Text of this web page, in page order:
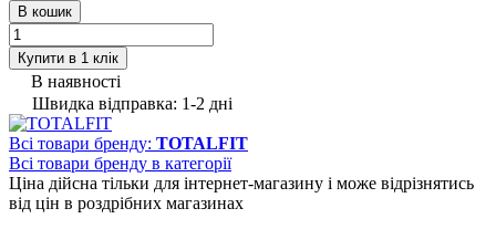
В кошик
Купити в 1 клік
В наявності
Швидка відправка: 1-2 дні
Всі товари бренду: TOTALFIT
Всі товари бренду в категорії
Ціна дійсна тільки для інтернет-магазину і може відрізнятись
від цін в роздрібних магазинах